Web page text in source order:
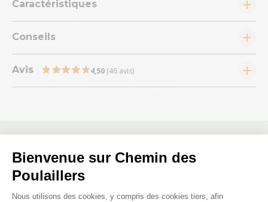
Bienvenue sur Chemin des
Poulaillers
Plateforme de Gestion du
Nous utilisons des cookies, y compris des cookies tiers, afin
Caractéristiques
Conseils
Avis 4,50 (46 avis)
Les questions posées par nos